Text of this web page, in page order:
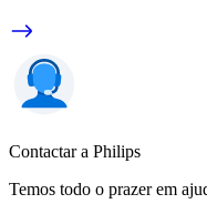
Contactar a Philips
Temos todo o prazer em